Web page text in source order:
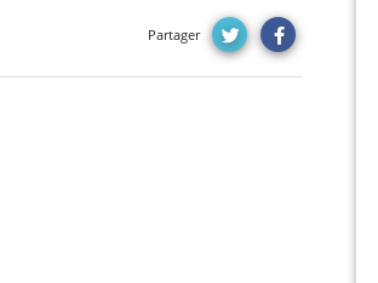
Partager